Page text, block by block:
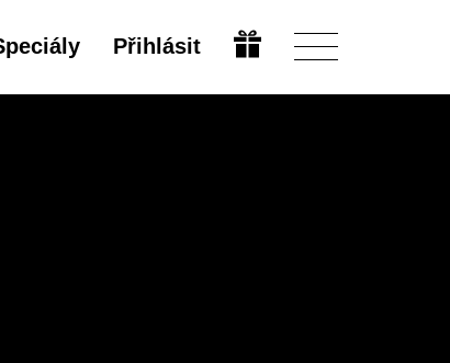
Přihlásit